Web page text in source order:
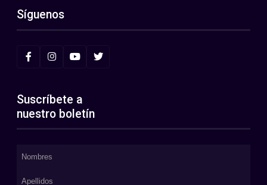
Síguenos
Suscríbete a
nuestro boletín